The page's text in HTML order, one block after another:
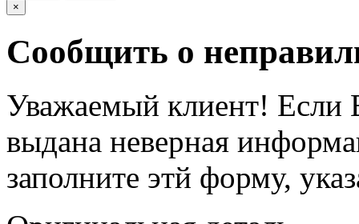
×
Сообщить о
Уважаемый клиент! Если
выдана неверная
заполните этй форму,